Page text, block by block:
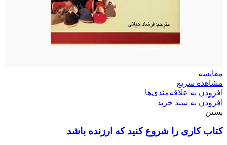
مقایسه
مشاهده سریع
افزودن به علاقه‌مندی‌ها
افزودن به سبد خرید
بستن
کتاب کاری را شروع کنید که ارزنده باشد